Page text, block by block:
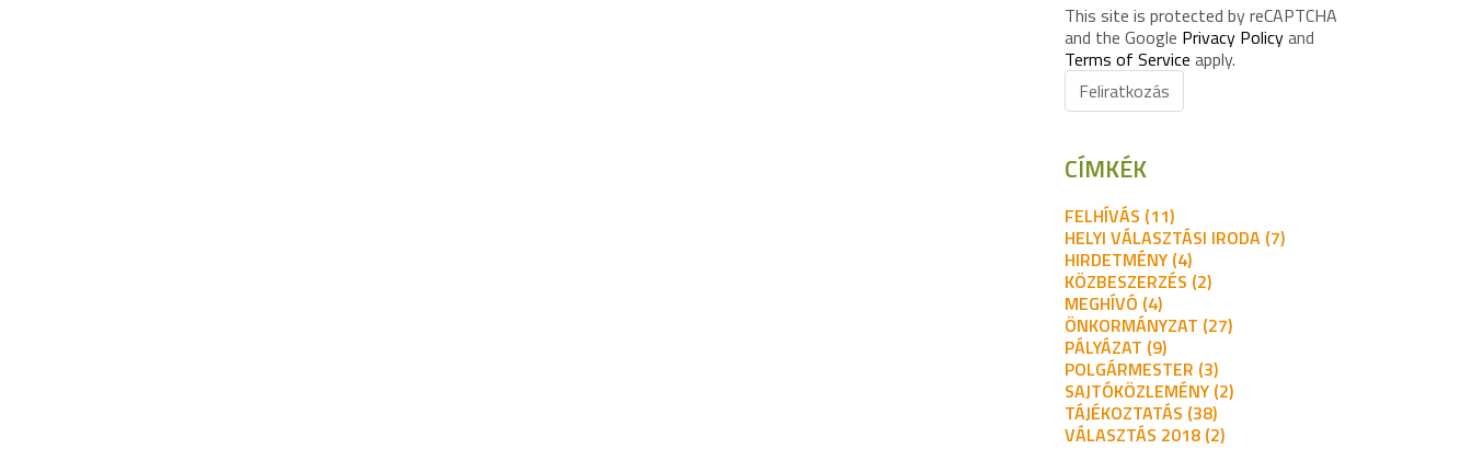
This site is protected by reCAPTCHA
and the Google Privacy Policyand
Terms of Service apply.
Feliratkozás
CÍMKÉK
FELHÍVÁS (11)
HELYI VÁLASZTÁSI IRODA (7)
HIRDETMÉNY (4)
KÖZBESZERZÉS (2)
MEGHÍVÓ (4)
ÖNKORMÁNYZAT (27)
PÁLYÁZAT (9)
POLGÁRMESTER (3)
SAJTÓKÖZLEMÉNY (2)
TÁJÉKOZTATÁS (38)
VÁLASZTÁS 2018 (2)